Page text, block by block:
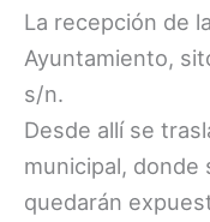
La recepción de
Ayuntamiento,
s/n.
Desde allí se
municipal, donde
quedarán